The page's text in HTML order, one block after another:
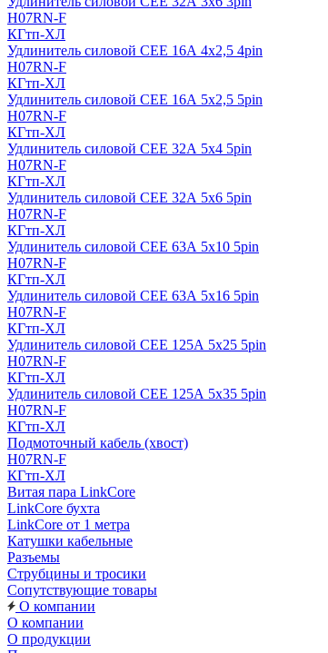
H07RN-F
КГтп-ХЛ
Удлинитель силовой CEE 16А 4х2,5 4pin
H07RN-F
КГтп-ХЛ
Удлинитель силовой CEE 16А 5x2,5 5pin
H07RN-F
КГтп-ХЛ
Удлинитель силовой CEE 32А 5x4 5pin
H07RN-F
КГтп-ХЛ
Удлинитель силовой CEE 32А 5x6 5pin
H07RN-F
КГтп-ХЛ
Удлинитель силовой CEE 63А 5x10 5pin
H07RN-F
КГтп-ХЛ
Удлинитель силовой CEE 63А 5x16 5pin
H07RN-F
КГтп-ХЛ
Удлинитель силовой CEE 125А 5x25 5pin
H07RN-F
КГтп-ХЛ
Удлинитель силовой CEE 125А 5x35 5pin
H07RN-F
КГтп-ХЛ
Подмоточный кабель (хвост)
H07RN-F
КГтп-ХЛ
Витая пара LinkCore
LinkCore бухта
LinkCore от 1 метра
Катушки кабельные
Разъемы
Струбцины и тросики
Сопутствующие товары
О компании
О компании
О продукции